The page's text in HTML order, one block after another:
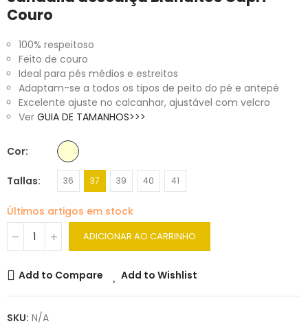
Couro
100% respeitoso
Feito de couro
Ideal para pés médios e estreitos
Adaptam-se a todos os tipos de peito do pé e antepé
Excelente ajuste no calcanhar, ajustável com velcro
Ver GUIA DE TAMANHOS>>>
Cor
Tallas 36 37 39 40 41
Últimos artigos em stock
ADICIONAR AO CARRINHO
Add to Compare Add to Wishlist
SKU: N/A